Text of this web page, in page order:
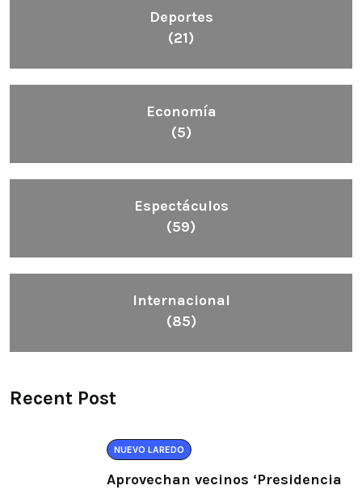
Deportes
(21)
Economía
(5)
Espectáculos
(59)
Internacional
(85)
Recent Post
NUEVO LAREDO
Aprovechan vecinos ‘Presidencia